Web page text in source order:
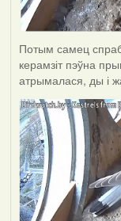
Потым самец
керамзіт пэўна
атрымалася, ды і